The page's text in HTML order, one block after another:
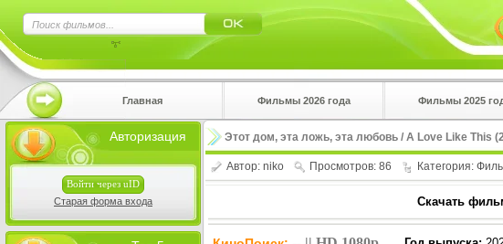
Главная Фильмы 2026 года Фильмы 2025
Авторизация
Войти через uID
Старая форма входа
Этот дом, эта ложь, эта любовь / A Love Like This
Автор: niko Просмотров: 86 Категория:
Скачать
Нажмите на в
!!!Если Вы с
верхнем углу!!!